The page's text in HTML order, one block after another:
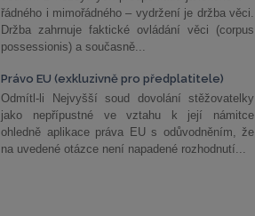
řádného i mimořádného – vydržení je držba věci.
Držba zahrnuje faktické ovládání věci (corpus
possessionis) a současně...
Právo EU (exkluzivně pro předplatitele)
Odmítl-li Nejvyšší soud dovolání stěžovatelky
jako nepřípustné ve vztahu k její námitce
ohledně aplikace práva EU s odůvodněním, že
na uvedené otázce není napadené rozhodnutí...